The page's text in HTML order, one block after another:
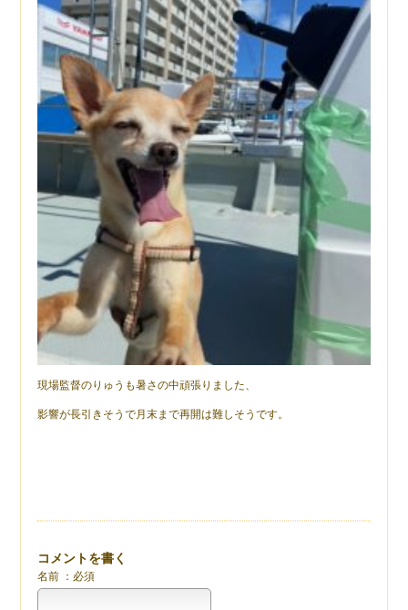
現場監督のりゅうも暑さの中頑張りました、
影響が長引きそうで月末まで再開は難しそうです。
コメントを書く
名前 ：必須